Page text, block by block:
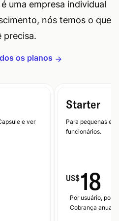
uma empresa individual
nós temos o que
precisa.
os planos
e ver
Starter
Para pequenas
funcionários.
US$18
Por usuário, por
Cobrança anual.